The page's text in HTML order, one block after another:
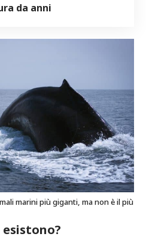
da anni
marini più giganti, ma non è il più